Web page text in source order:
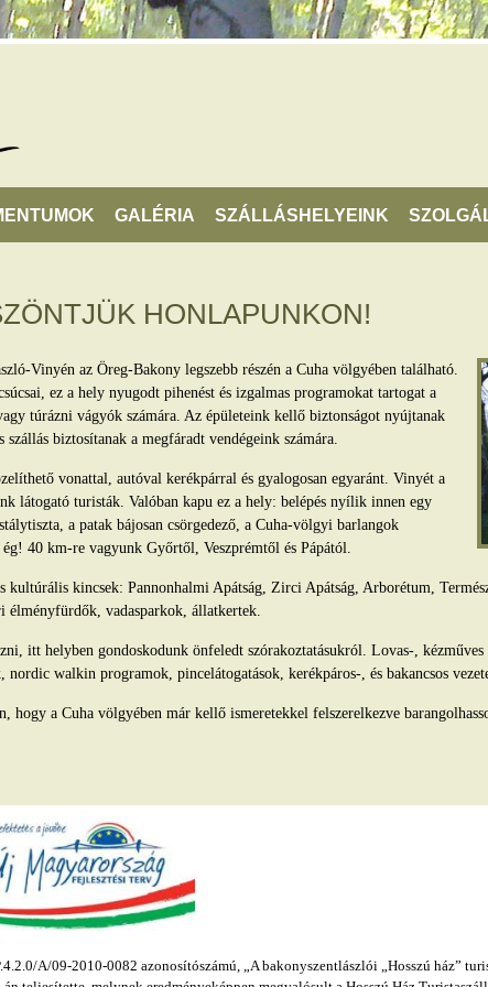
GALÉRIA SZÁLLÁSHELYEINK
HONLAPUNKON!
Vinyén az Öreg-Bakony legszebb részén a Cuha völgyében található.
ez a hely nyugodt pihenést és izgalmas programokat tartogat a
túrázni vágyók számára. Az épületeink kellő biztonságot nyújtanak
biztosítanak a megfáradt vendégeink számára.
vonattal, autóval kerékpárral és gyalogosan egyaránt. Vinyét a
látogató turisták. Valóban kapu ez a hely: belépés nyílik innen egy
a patak bájosan csörgedező, a Cuha-völgyi barlangok
40 km-re vagyunk Győrtől, Veszprémtől és Pápától.
kultúrális kincsek: Pannonhalmi Apátság, Zirci Apátság, Arborétum,
élményfürdők, vadasparkok, állatkertek.
itt helyben gondoskodunk önfeledt szórakoztatásukról. Lovas-,
nordic walkin programok, pincelátogatások, kerékpáros-, és bakancsos
a Cuha völgyében már kellő ismeretekkel felszerelkezve
A/09-2010-0082 azonosítószámú, „A bakonyszentlászlói „Hosszú ház”